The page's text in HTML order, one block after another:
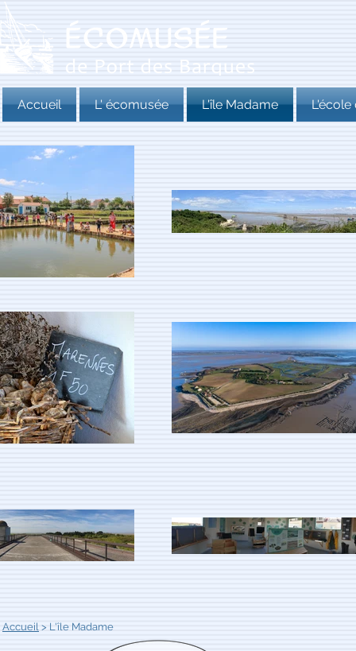
Accueil L' écomusée L'île Madame L'école
Accueil > L'île Madame